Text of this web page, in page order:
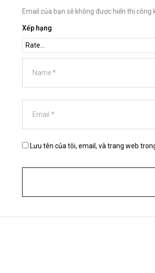
Email của bạn sẽ không được hiển thị công
Xếp hạng
Lưu tên của tôi, email, và trang web